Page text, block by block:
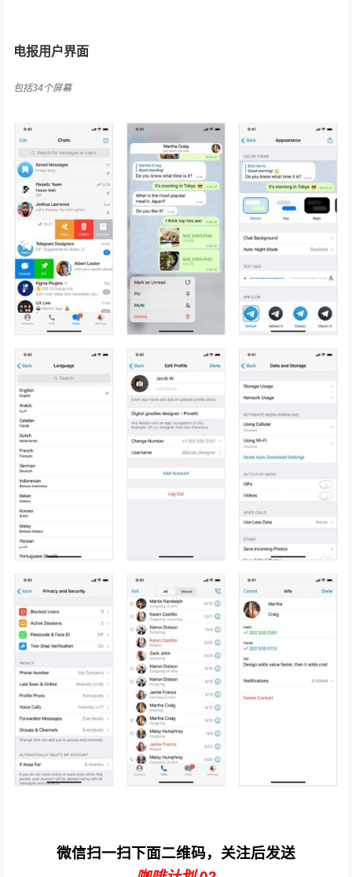
电报用户界面
包括34个屏幕
微信扫一扫下面二维码，关注后发送